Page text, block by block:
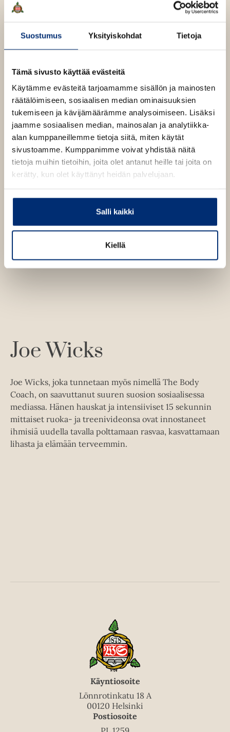
Suostumus Yksityiskohdat Tietoja
Tämä sivusto käyttää evästeitä
Käytämme evästeitä tarjoamamme sisällön ja mainosten
räätälöimiseen, sosiaalisen median ominaisuuksien
tukemiseen ja kävijämäärämme analysoimiseen. Lisäksi
jaamme sosiaalisen median, mainosalan ja analytiikka-
alan kumppaneillemme tietoja siitä, miten käytät
sivustoamme. Kumppanimme voivat yhdistää näitä
tietoja muihin tietoihin, joita olet antanut heille tai joita on
kerätty, kun olet käyttänyt heidän palvelujaan.
Salli kaikki
Kiellä
elämäntapoja. Hanki sinäkin unelmavartalo vartissa!
ravitaan niin, että rasva palaa ja lihasmassa kasvaa. On
tärkeä tietää, mitä kannattaa tankata ja milloin.
omaksuttavissa niin, että niistä tulee kuin
edistyksestäsi, julkaise kuvasi hashtagilla #Leanin15
Twitterissä, Instagramissa tai Facebookissa. Löydät
minut sosiaalisesta mediasta tunnuksella
@thebodycoach." – Joe Wicks
Kirjan tiedot
Lue näyte (pdf)
u
e
a
t
e
e
n
Kirjan kuvapankkikuvat
Joe Wicks
Joe Wicks, joka tunnetaan myös nimellä The Body
Coach, on saavuttanut suuren suosion sosiaalisessa
mediassa. Hänen hauskat ja intensiiviset 15 sekunnin
mittaiset ruoka- ja treenivideonsa ovat innostaneet
ihmisiä uudella tavalla polttamaan rasvaa, kasvattamaan
lihasta ja elämään terveemmin.
Käyntiosoite
Lönnrotinkatu 18 A
00120 Helsinki
Postiosoite